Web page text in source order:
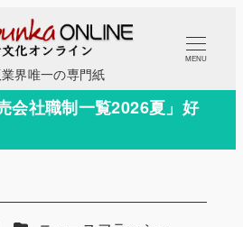
界唯一の専門紙
MENU
会社職制一覧2026夏」好